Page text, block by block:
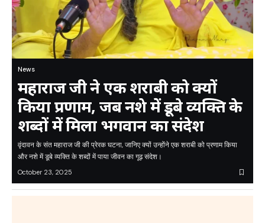
News
महाराज जी ने एक शराबी को क्यों
किया प्रणाम, जब नशे में डूबे व्यक्ति के
शब्दों में मिला भगवान का संदेश
वृंदावन के संत महाराज जी की प्रेरक घटना, जानिए क्यों उन्होंने एक शराबी को प्रणाम किया
और नशे में डूबे व्यक्ति के शब्दों में पाया जीवन का गूढ़ संदेश।
October 23, 2025